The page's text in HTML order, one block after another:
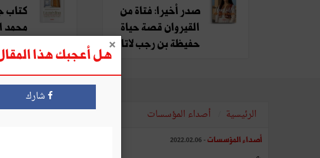
صدر أخيرا: فتاة من
القيروان قصة حياة
حفيظة بن رجب لاتا
كتاب
محمد
الرئيسية أصداء المؤسسات
أصداء المؤسسات - 2022.02.06
هل أعجبك هذا
شارك